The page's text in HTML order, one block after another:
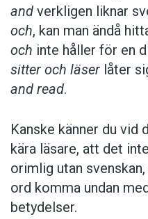
and verkligen liknar
och, kan man ändå
och inte håller för en
sitter och läser låter
and read.
Kanske känner du vid
kära läsare, att det
orimlig utan
ord komma undan
betydelser.